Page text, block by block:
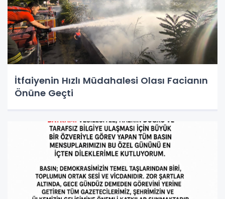
İtfaiyenin Hızlı Müdahalesi Olası Facianın
Önüne Geçti